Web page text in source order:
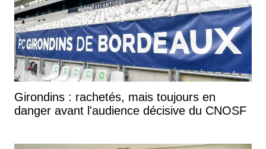
Girondins : rachetés, mais toujours en
danger avant l'audience décisive du CNOSF